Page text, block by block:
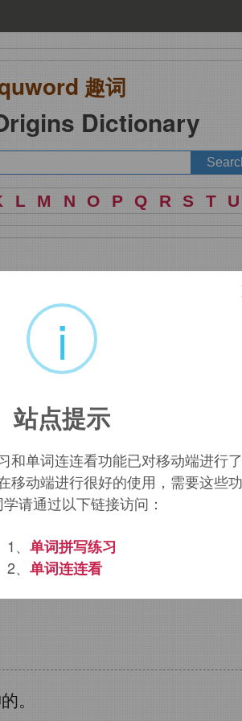
趣词
Dictionary
L M N O P Q R S T U
sportscast
。
i
站点提示
和单词连连看功能已对移动端进行
移动端进行很好的使用，需要这些
请通过以下链接访问：
1、 单词拼写练习
2、 单词连连看